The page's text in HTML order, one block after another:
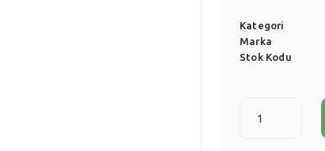
Kategori
Marka
Stok Kodu